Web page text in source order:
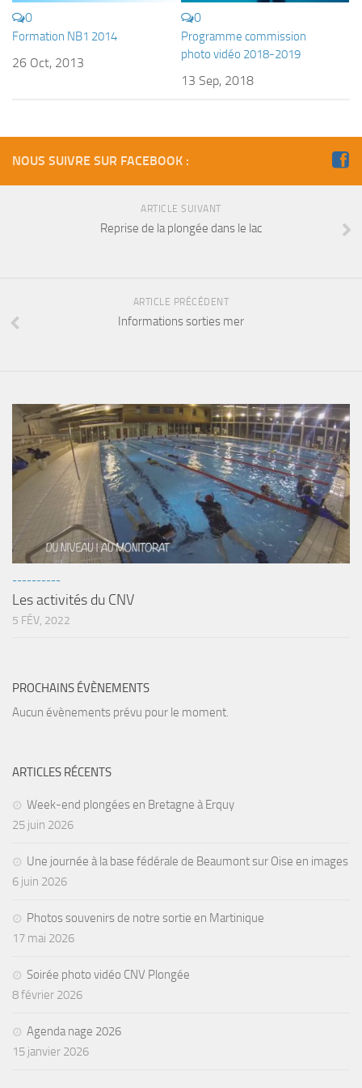
Sorties techniques
APNEE
Sorties 2015
Sorties 2014
BIO SUB
Environnement et Biologie Sub
Formations
Lac Merveilleux
AUDIOVISUEL
NAGE
NAP / NEV
Les Palmes du Lac
Résultats Compétitions
MATERIEL
Section Matériel
Occasions
0
Formation NB1 2014
26 Oct, 2013
0
Programme commission
photo vidéo 2018-2019
13 Sep, 2018
NOUS SUIVRE SUR FACEBOOK :
ARTICLE SUIVANT
Reprise de la plongée dans le lac
ARTICLE PRÉCÉDENT
Informations sorties mer
----------
Les activités du CNV
5 FÉV, 2022
PROCHAINS ÉVÈNEMENTS
Aucun évènements prévu pour le moment.
ARTICLES RÉCENTS
Week-end plongées en Bretagne à Erquy
25 juin 2026
Une journée à la base fédérale de Beaumont sur Oise en images
6 juin 2026
Photos souvenirs de notre sortie en Martinique
17 mai 2026
Soirée photo vidéo CNV Plongée
8 février 2026
Agenda nage 2026
15 janvier 2026